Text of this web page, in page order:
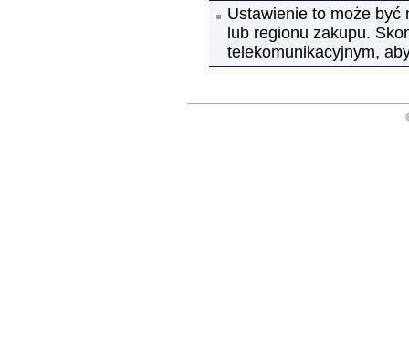
Ustawienie to może być
lub regionu zakupu.
telekomunikacyjnym,